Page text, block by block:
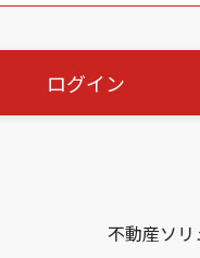
ログイン
不動産ソ